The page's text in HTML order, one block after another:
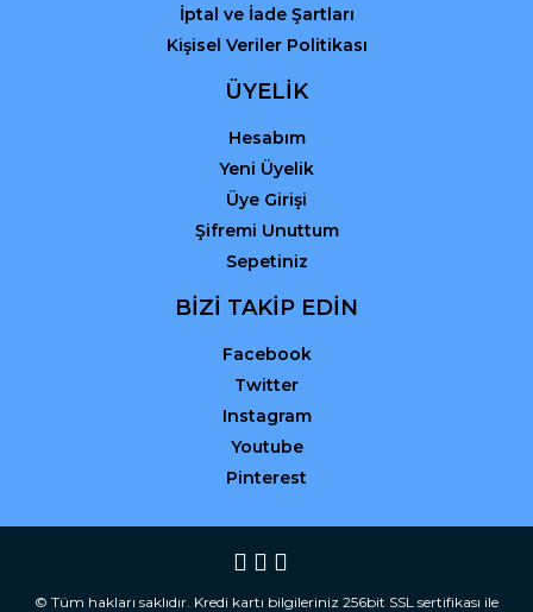
İptal ve İade Şartları
Kişisel Veriler Politikası
ÜYELİK
Hesabım
Yeni Üyelik
Üye Girişi
Şifremi Unuttum
Sepetiniz
BİZİ TAKİP EDİN
Facebook
Twitter
Instagram
Youtube
Pinterest
© Tüm hakları saklıdır. Kredi kartı bilgileriniz 256bit SSL sertifikası ile